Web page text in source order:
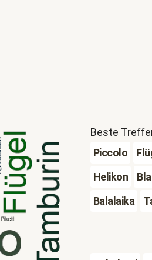
Beste
Piccolo
Helikon
Balalaika